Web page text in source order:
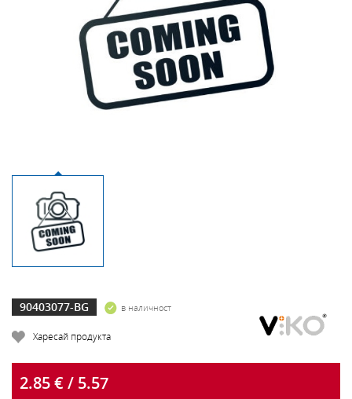
90403077-BG в наличност
Харесай продукта
2.85 € / 5.57